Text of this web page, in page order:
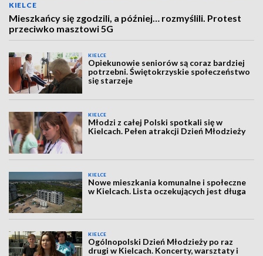
KIELCE
Mieszkańcy się zgodzili, a później… rozmyślili. Protest
przeciwko masztowi 5G
KIELCE
Opiekunowie seniorów są coraz bardziej
potrzebni. Świętokrzyskie społeczeństwo
się starzeje
KIELCE
Młodzi z całej Polski spotkali się w
Kielcach. Pełen atrakcji Dzień Młodzieży
KIELCE
Nowe mieszkania komunalne i społeczne
w Kielcach. Lista oczekujących jest długa
KIELCE
Ogólnopolski Dzień Młodzieży po raz
drugi w Kielcach. Koncerty, warsztaty i